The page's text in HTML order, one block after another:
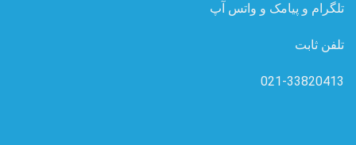
تلگرام و پیامک و واتس آپ
تلفن ثابت
021-33820413